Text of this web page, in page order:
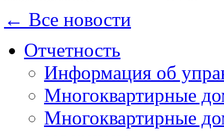
← Все новости
Отчетность
Информация об
Многоквартирные
Многоквартирные